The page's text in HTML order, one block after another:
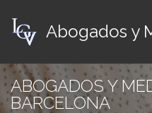
Abogados y
ABOGADOS Y
BARCELONA